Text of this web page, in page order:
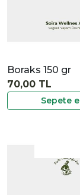
Boraks 150 gr
Sepete
70,00 TL